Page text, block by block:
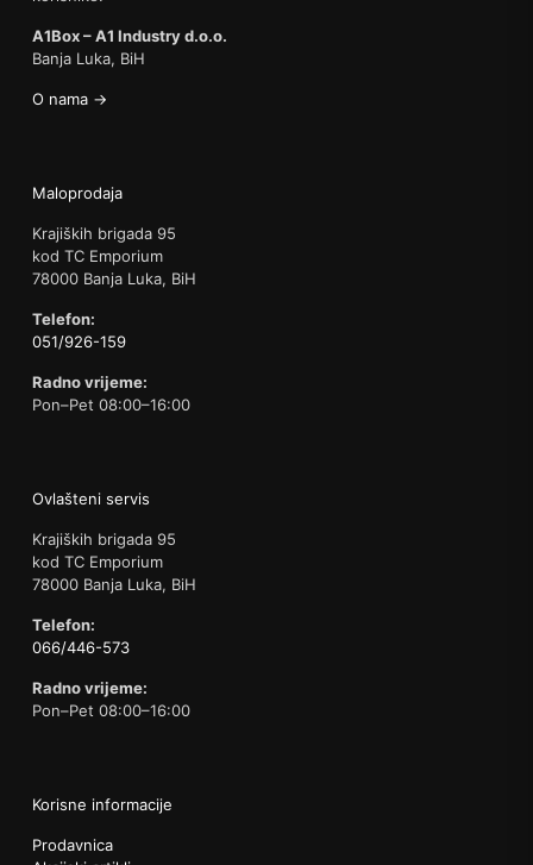
A1Box – A1 Industry d.o.o.
Banja Luka, BiH
O nama →
Maloprodaja
Krajiških brigada 95
kod TC Emporium
78000 Banja Luka, BiH
Telefon:
051/926-159
Radno vrijeme:
Pon–Pet 08:00–16:00
Ovlašteni servis
Krajiških brigada 95
kod TC Emporium
78000 Banja Luka, BiH
Telefon:
066/446-573
Radno vrijeme:
Pon–Pet 08:00–16:00
Korisne informacije
Prodavnica